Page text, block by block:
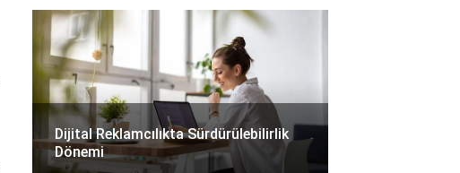
Dijital Reklamcılıkta Sürdürülebilirlik
Dönemi